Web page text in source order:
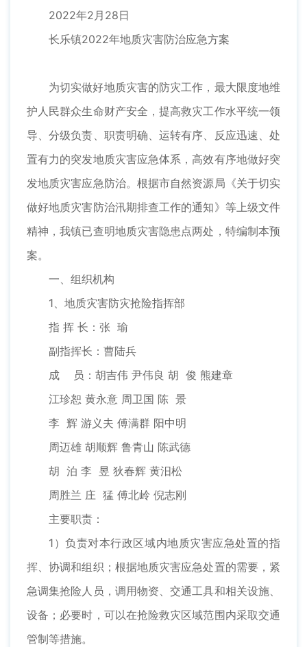
2022年2月28日
长乐镇2022年地质灾害防治应急方案
为切实做好地质灾害的防灾工作，最大限度地维
护人民群众生命财产安全，提高救灾工作水平统一领
导、分级负责、职责明确、运转有序、反应迅速、处
置有力的突发地质灾害应急体系，高效有序地做好突
发地质灾害应急防治。根据市自然资源局《关于切实
做好地质灾害防治汛期排查工作的通知》等上级文件
精神，我镇已查明地质灾害隐患点两处，特编制本预
案。
一、组织机构
1、地质灾害防灾抢险指挥部
指 挥 长：张 瑜
副指挥长：曹陆兵
成 员：胡吉伟 尹伟良 胡 俊 熊建章
江珍恕 黄永意 周卫国 陈 景
李 辉 游义夫 傅满群 阳中明
周迈雄 胡顺辉 鲁青山 陈武德
胡 泊 李 昱 狄春辉 黄汨松
周胜兰 庄 猛 傅北岭 倪志刚
主要职责：
1）负责对本行政区域内地质灾害应急处置的指
挥、协调和组织；根据地质灾害应急处置的需要，紧
急调集抢险人员，调用物资、交通工具和相关设施、
设备；必要时，可以在抢险救灾区域范围内采取交通
管制等措施。